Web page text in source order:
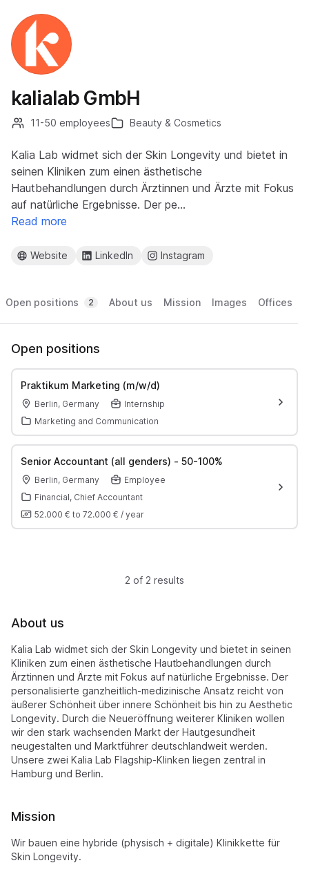
kalialab GmbH
11-50 employees Beauty & Cosmetics
Kalia Lab widmet sich der Skin Longevity und bietet in
seinen Kliniken zum einen ästhetische
Hautbehandlungen durch Ärztinnen und Ärzte mit Fokus
auf natürliche Ergebnisse. Der pe…
Read more
Website LinkedIn Instagram
Open positions 2 About us Mission Images Offices
Open positions
Praktikum Marketing (m/w/d)
Berlin, Germany
Internship
Marketing and Communication
Senior Accountant (all genders) - 50-100%
Berlin, Germany
Employee
Financial, Chief Accountant
52.000 € to 72.000 € / year
2 of 2 results
About us
Kalia Lab widmet sich der Skin Longevity und bietet in seinen
Kliniken zum einen ästhetische Hautbehandlungen durch
Ärztinnen und Ärzte mit Fokus auf natürliche Ergebnisse. Der
personalisierte ganzheitlich-medizinische Ansatz reicht von
äußerer Schönheit über innere Schönheit bis hin zu Aesthetic
Longevity. Durch die Neueröffnung weiterer Kliniken wollen
wir den stark wachsenden Markt der Hautgesundheit
neugestalten und Marktführer deutschlandweit werden.
Unsere zwei Kalia Lab Flagship-Klinken liegen zentral in
Hamburg und Berlin.
Mission
Wir bauen eine hybride (physisch + digitale) Klinikkette für
Skin Longevity.